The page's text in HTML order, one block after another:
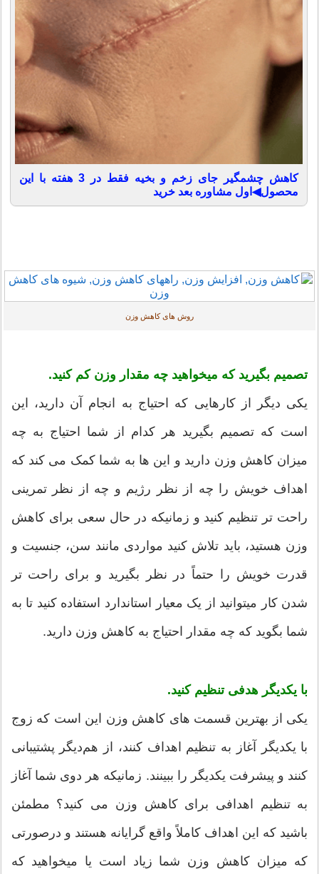
کاهش چشمگیر جای زخم و بخیه فقط در 3 هفته با این
محصول◀اول مشاوره بعد خرید
روش های کاهش وزن
تصمیم بگیرید که میخواهید چه مقدار وزن کم کنید.
یکی ديگر از کارهایی که احتیاج به انجام آن دارید، این
است که تصمیم بگیرید هر کدام از شما احتیاج به چه
میزان کاهش وزن دارید و این ها به شما کمک می کند که
اهداف خویش را چه از نظر رژیم و چه از نظر تمرینی
راحت تر تنظیم کنید و زمانیکه در حال سعی برای کاهش
وزن هستید، باید تلاش کنید مواردی مانند سن، جنسیت و
قدرت خویش را حتماً در نظر بگیرید و برای راحت تر
شدن کار میتوانید از یک معیار استاندارد استفاده کنید تا به
شما بگوید که چه مقدار احتیاج به کاهش وزن دارید.
با یکدیگر هدفی تنظیم کنید.
یکی از بهترین قسمت های کاهش وزن این است که زوج
با یکدیگر آغاز به تنظیم اهداف کنند، از هم‌دیگر پشتیبانی
کنند و پیشرفت یکدیگر را ببینند. زمانیکه هر دوی شما آغاز
به تنظیم اهدافی برای کاهش وزن می کنید؟ مطمئن
باشید که این اهداف کاملاً واقع گرایانه هستند و درصورتی
که ميزان کاهش وزن شما زیاد است یا میخواهید که